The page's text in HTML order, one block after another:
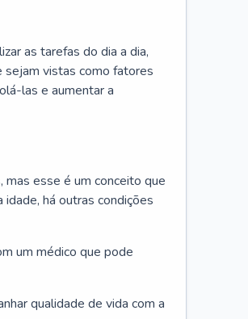
as tarefas do dia a dia,
vistas como fatores
las e aumentar a
esse é um conceito que
idade, há outras condições
um médico que pode
qualidade de vida com a